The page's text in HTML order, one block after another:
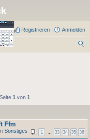
Anmelden
Registrieren
1 von 1
Ffm
1 33 34 35 36
Sonstiges